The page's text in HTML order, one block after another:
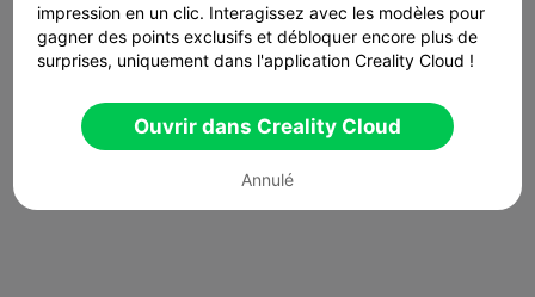
impression en un clic. Interagissez avec les modèles pour
gagner des points exclusifs et débloquer encore plus de
surprises, uniquement dans l'application Creality Cloud !
Ouvrir dans Creality Cloud
Annulé